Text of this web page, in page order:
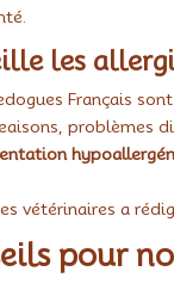
les
Français
problèmes
vétérinaires a
pour